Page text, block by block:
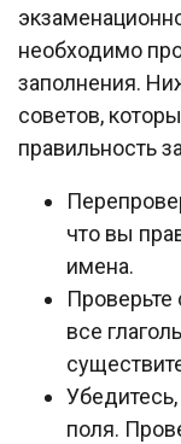
необходимо
заполнения.
советов,
правильность
что вы
имена.
Проверьте
все
поля.